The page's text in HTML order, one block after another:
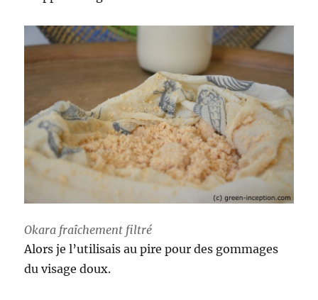
Okara fraîchement filtré
Alors je l’utilisais au pire pour des gommages
du visage doux.